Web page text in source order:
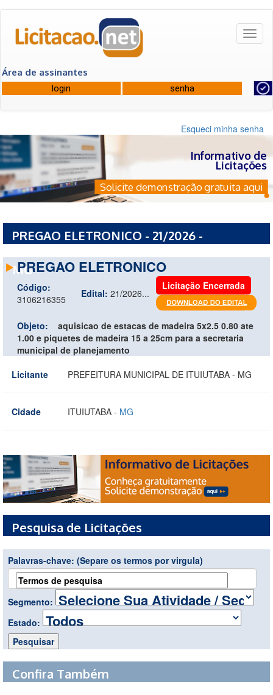
Área de assinantes
Esqueci minha senha
Informativo de
Licitações
Solicite demonstração gratuita aqui
PREGAO ELETRONICO - 21/2026 -
MG
PREGAO ELETRONICO
Código:
3106216355
Edital: 21/2026...
Licitação Encerrada
Objeto:
aquisicao de estacas de madeira 5x2.5 0.80 ate
1.00 e piquetes de madeira 15 a 25cm para a secretaria
municipal de planejamento
Licitante
PREFEITURA MUNICIPAL DE ITUIUTABA - MG
Cidade ITUIUTABA - MG
Pesquisa de Licitações
Palavras-chave: (Separe os termos por virgula)
Segmento:
Estado:
Confira Também